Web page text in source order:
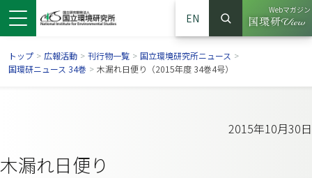
EN
サイト内検索
検索
Webマガジン
（別ウイ
トップ > 広報活動 > 刊行物一覧 > 国立環境研究所ニュース >
国環研ニュース 34巻 > 木漏れ日便り（2015年度 34巻4号）
2015年10月30日
木漏れ日便り